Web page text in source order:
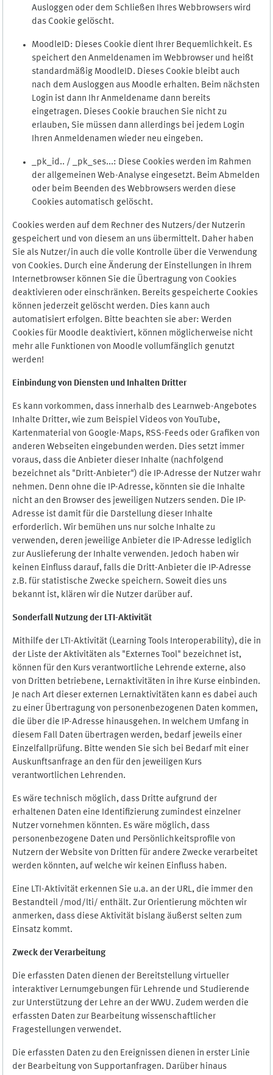
Ausloggen oder dem Schließen Ihres Webbrowsers wird
das Cookie gelöscht.
MoodleID: Dieses Cookie dient Ihrer Bequemlichkeit. Es
speichert den Anmeldenamen im Webbrowser und heißt
standardmäßig MoodleID. Dieses Cookie bleibt auch
nach dem Ausloggen aus Moodle erhalten. Beim nächsten
Login ist dann Ihr Anmeldename dann bereits
eingetragen. Dieses Cookie brauchen Sie nicht zu
erlauben, Sie müssen dann allerdings bei jedem Login
Ihren Anmeldenamen wieder neu eingeben.
_pk_id.. / _pk_ses...: Diese Cookies werden im Rahmen
der allgemeinen Web-Analyse eingesetzt. Beim Abmelden
oder beim Beenden des Webbrowsers werden diese
Cookies automatisch gelöscht.
Cookies werden auf dem Rechner des Nutzers/der Nutzerin
gespeichert und von diesem an uns übermittelt. Daher haben
Sie als Nutzer/in auch die volle Kontrolle über die Verwendung
von Cookies. Durch eine Änderung der Einstellungen in Ihrem
Internetbrowser können Sie die Übertragung von Cookies
deaktivieren oder einschränken. Bereits gespeicherte Cookies
können jederzeit gelöscht werden. Dies kann auch
automatisiert erfolgen. Bitte beachten sie aber: Werden
Cookies für Moodle deaktiviert, können möglicherweise nicht
mehr alle Funktionen von Moodle vollumfänglich genutzt
werden!
Einbindung von Diensten und Inhalten Dritter
Es kann vorkommen, dass innerhalb des Learnweb-Angebotes
Inhalte Dritter, wie zum Beispiel Videos von YouTube,
Kartenmaterial von Google-Maps, RSS-Feeds oder Grafiken von
anderen Webseiten eingebunden werden. Dies setzt immer
voraus, dass die Anbieter dieser Inhalte (nachfolgend
bezeichnet als "Dritt-Anbieter") die IP-Adresse der Nutzer wahr
nehmen. Denn ohne die IP-Adresse, könnten sie die Inhalte
nicht an den Browser des jeweiligen Nutzers senden. Die IP-
Adresse ist damit für die Darstellung dieser Inhalte
erforderlich. Wir bemühen uns nur solche Inhalte zu
verwenden, deren jeweilige Anbieter die IP-Adresse lediglich
zur Auslieferung der Inhalte verwenden. Jedoch haben wir
keinen Einfluss darauf, falls die Dritt-Anbieter die IP-Adresse
z.B. für statistische Zwecke speichern. Soweit dies uns
bekannt ist, klären wir die Nutzer darüber auf.
Sonderfall Nutzung der LTI-Aktivität
Mithilfe der LTI-Aktivität (Learning Tools Interoperability), die in
der Liste der Aktivitäten als "Externes Tool" bezeichnet ist,
können für den Kurs verantwortliche Lehrende externe, also
von Dritten betriebene, Lernaktivitäten in ihre Kurse einbinden.
Je nach Art dieser externen Lernaktivitäten kann es dabei auch
zu einer Übertragung von personenbezogenen Daten kommen,
die über die IP-Adresse hinausgehen. In welchem Umfang in
diesem Fall Daten übertragen werden, bedarf jeweils einer
Einzelfallprüfung. Bitte wenden Sie sich bei Bedarf mit einer
Auskunftsanfrage an den für den jeweiligen Kurs
verantwortlichen Lehrenden.
Es wäre technisch möglich, dass Dritte aufgrund der
erhaltenen Daten eine Identifizierung zumindest einzelner
Nutzer vornehmen könnten. Es wäre möglich, dass
personenbezogene Daten und Persönlichkeitsprofile von
Nutzern der Website von Dritten für andere Zwecke verarbeitet
werden könnten, auf welche wir keinen Einfluss haben.
Eine LTI-Aktivität erkennen Sie u.a. an der URL, die immer den
Bestandteil /mod/lti/ enthält. Zur Orientierung möchten wir
anmerken, dass diese Aktivität bislang äußerst selten zum
Einsatz kommt.
Zweck der Verarbeitung
Die erfassten Daten dienen der Bereitstellung virtueller
interaktiver Lernumgebungen für Lehrende und Studierende
zur Unterstützung der Lehre an der WWU. Zudem werden die
erfassten Daten zur Bearbeitung wissenschaftlicher
Fragestellungen verwendet.
Die erfassten Daten zu den Ereignissen dienen in erster Linie
der Bearbeitung von Supportanfragen. Darüber hinaus